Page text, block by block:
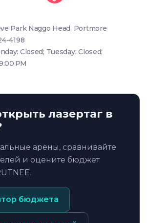
Park Naggo Head, Portmore
4198
Closed; Tuesday: Closed;
PM
лазертаг в
арены, сравнивайте
и оцените бюджет
бюджета